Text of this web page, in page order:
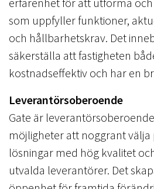
som uppfyller funktioner,
och hållbarhetskrav. Det
säkerställa att fastigheten
kostnadseffektiv och har en
Leverantörsoberoende
Gate är
möjligheter att noggrant
lösningar med hög kvalitet
utvalda leverantörer. Det